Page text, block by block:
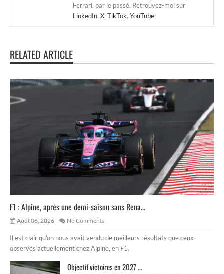
Ferrari, par le passé. Retrouvez-moi sur
LinkedIn, X, TikTok, YouTube
RELATED ARTICLE
F1 : Alpine, après une demi-saison sans Rena...
Août 06, 2026 No Comments
Il est clair qu’on nous avait vendu de meilleurs résultats que ceux
observés actuellement chez Alpine, en F1.
Objectif victoires en 2027 ...